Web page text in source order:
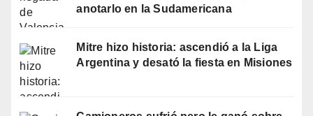
anotarlo en la Sudamericana
Mitre hizo historia: ascendió a la Liga
Argentina y desató la fiesta en Misiones